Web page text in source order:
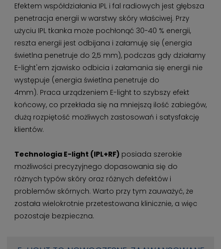
Efektem współdziałania IPL i fal radiowych jest głębsza
penetracja energii w warstwy skóry właściwej. Przy
użyciu IPL tkanka może pochłonąć 30-40 % energii,
reszta energii jest odbijana i załamuję się (energia
świetlna penetruje do 2,5 mm), podczas gdy działamy
E-light'em zjawisko odbicia i załamania się energii nie
występuje (energia świetlna penetruje do
4mm). Praca urządzeniem E-light to szybszy efekt
końcowy, co przekłada się na mniejszą ilość zabiegów,
dużą rozpiętość możliwych zastosowań i satysfakcję
klientów.
Technologia E-light (IPL+RF) posiada szerokie
możliwości precyzyjnego dopasowania się do
różnych typów skóry oraz różnych defektów i
problemów skórnych. Warto przy tym zauważyć, że
została wielokrotnie przetestowana klinicznie, a więc
pozostaje bezpieczna.